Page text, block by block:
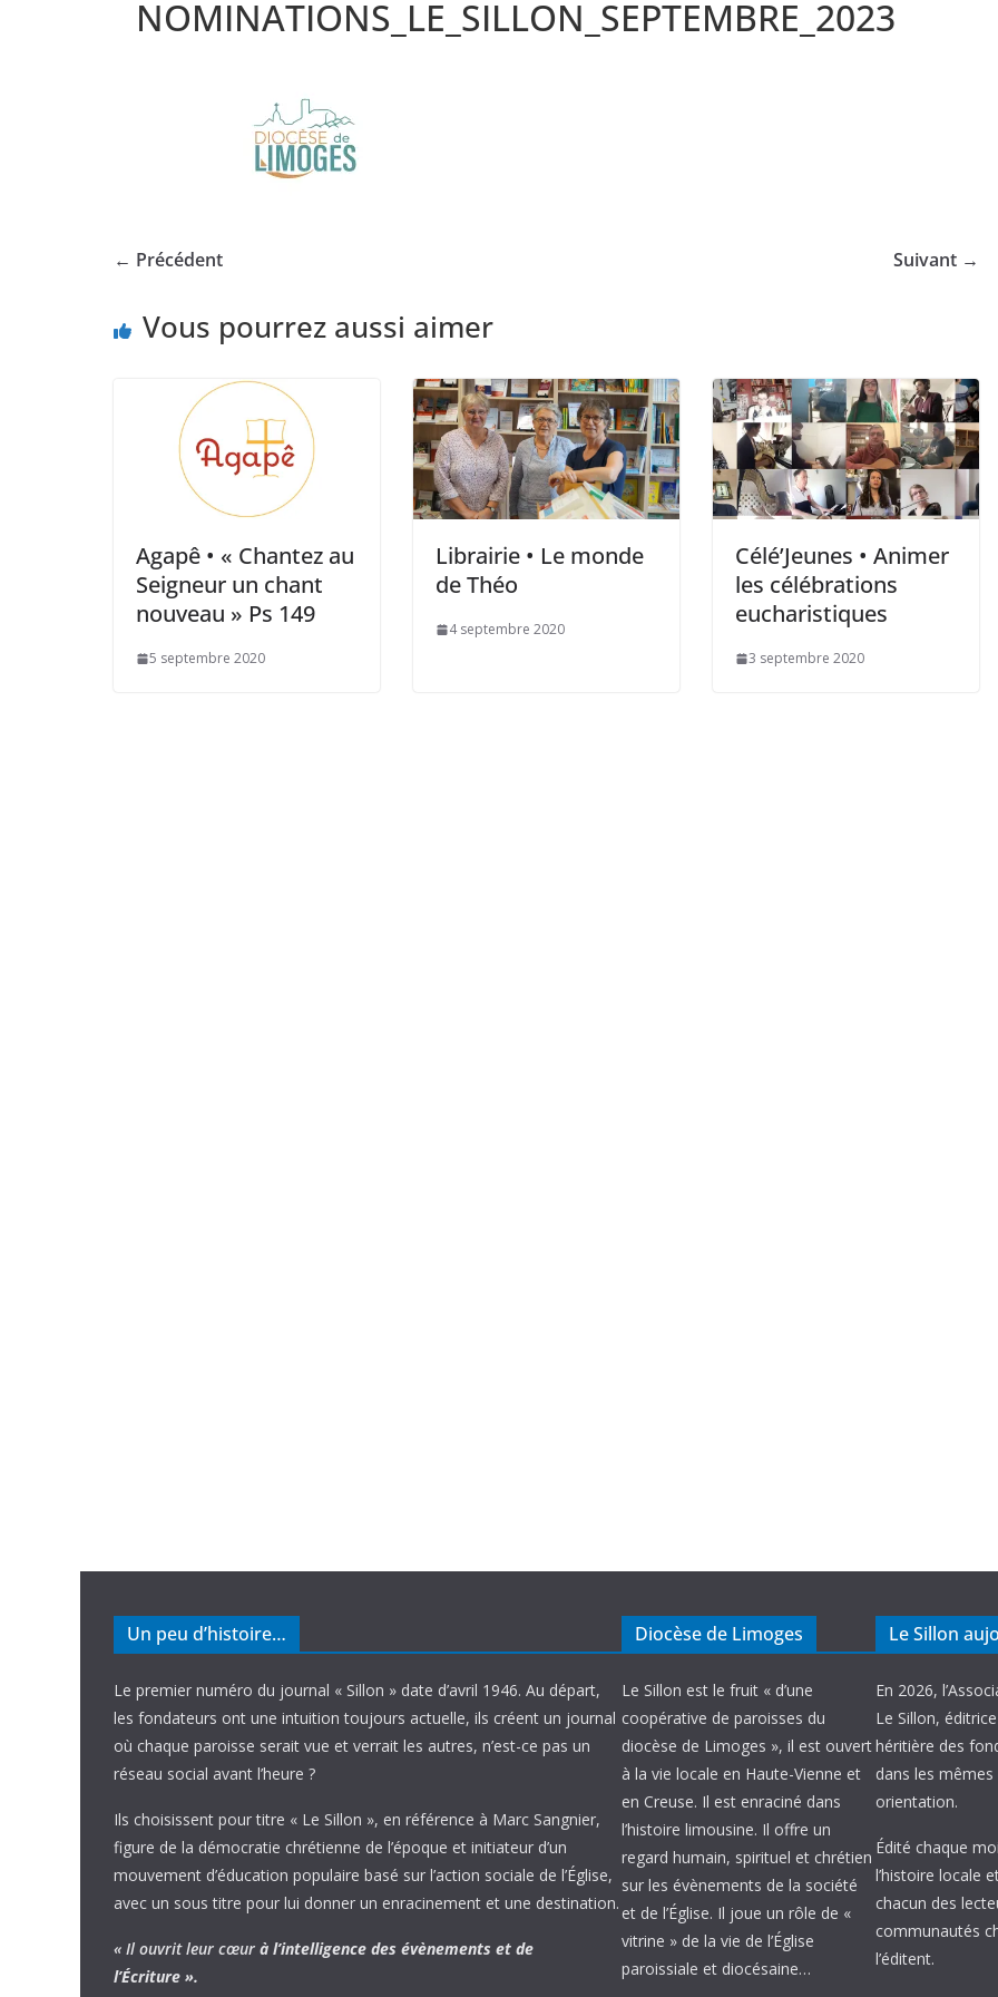
NOMINATIONS_LE_SILLON_SEPTEMBRE_2023
← Précédent Suivant →
Vous pourrez aussi aimer
Agapê • « Chantez au
Seigneur un chant
nouveau » Ps 149
5 septembre 2020
Librairie • Le monde
de Théo
4 septembre 2020
Célé’Jeunes • Animer
les célébrations
eucharistiques
3 septembre 2020
Un peu d’histoire…
Le premier numéro du journal « Sillon » date d’avril 1946. Au départ,
les fondateurs ont une intuition toujours actuelle, ils créent un journal
où chaque paroisse serait vue et verrait les autres, n’est-ce pas un
réseau social avant l’heure ?
Ils choisissent pour titre « Le Sillon », en référence à Marc Sangnier,
figure de la démocratie chrétienne de l’époque et initiateur d’un
mouvement d’éducation populaire basé sur l’action sociale de l’Église,
avec un sous titre pour lui donner un enracinement et une destination.
« Il ouvrit leur cœur à l’intelligence des évènements et de
l’Écriture ».
Diocèse de Limoges
Le Sillon est le fruit « d’une
coopérative de paroisses du
diocèse de Limoges », il est ouvert
à la vie locale en Haute-Vienne et
en Creuse. Il est enraciné dans
l’histoire limousine. Il offre un
regard humain, spirituel et chrétien
sur les évènements de la société
et de l’Église. Il joue un rôle de «
vitrine » de la vie de l’Église
paroissiale et diocésaine…
Le Sillon
En 2026,
Le Sillon,
héritière des
dans les
orientation.
Édité chaque
l’histoire locale
chacun des
communautés
l’éditent.